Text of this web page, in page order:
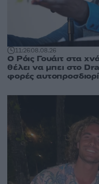
11:2608.08.26
Ο Ρόις Γουάιτ στα
θέλει να μπει στο
φορές